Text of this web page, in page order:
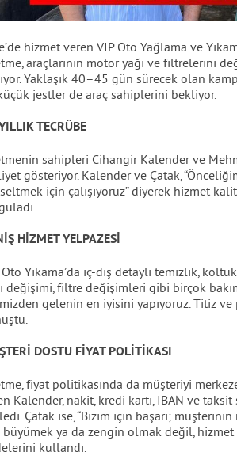
hizmet veren VIP Oto Yağlama ve
araçlarının motor yağı ve filtrelerini
Yaklaşık 40–45 gün sürecek olan
jestler de araç sahiplerini bekliyor.
TECRÜBE
sahipleri Cihangir Kalender ve
gösteriyor. Kalender ve Çatak,
için çalışıyoruz” diyerek hizmet
HİZMET YELPAZESİ
Yıkama’da iç-dış detaylı temizlik,
değişimi, filtre değişimleri gibi birçok
gelenin en iyisini yapıyoruz. Titiz
DOSTU FİYAT POLİTİKASI
fiyat politikasında da müşteriyi
Kalender, nakit, kredi kartı, IBAN ve
Çatak ise, “Bizim için başarı;
büyümek ya da zengin olmak değil,
kullandı.